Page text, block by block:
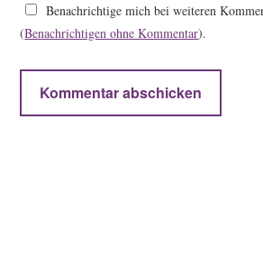
Benachrichtige mich bei weiteren
(Benachrichtigen ohne Kommentar).